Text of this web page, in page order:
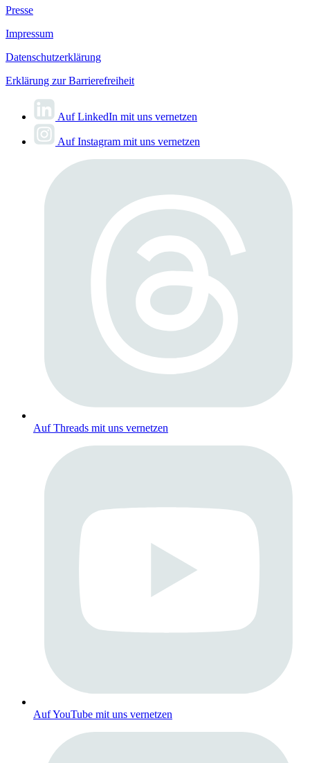
Presse
Impressum
Datenschutzerklärung
Erklärung zur Barrierefreiheit
Auf LinkedIn mit uns vernetzen
Auf Instagram mit uns vernetzen
Auf Threads mit uns vernetzen
Auf YouTube mit uns vernetzen